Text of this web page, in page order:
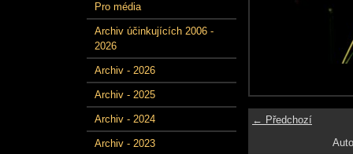
Pro média
Archiv účinkujících 2006 -
2026
Archiv - 2026
Archiv - 2025
Archiv - 2024
Archiv - 2023
← Předchozí